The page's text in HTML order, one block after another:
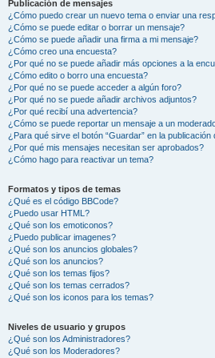
Publicación de mensajes
¿Cómo puedo crear un nuevo tema o enviar una
¿Cómo se puede editar o borrar un mensaje?
¿Cómo se puede añadir una firma a mi mensaje?
¿Cómo creo una encuesta?
¿Por qué no se puede añadir más opciones a la
¿Cómo edito o borro una encuesta?
¿Por qué no se puede acceder a algún foro?
¿Por qué no se puede añadir archivos adjuntos?
¿Por qué recibí una advertencia?
¿Cómo se puede reportar un mensaje a un
¿Para qué sirve el botón “Guardar” en la publicación
¿Por qué mis mensajes necesitan ser aprobados?
¿Cómo hago para reactivar un tema?
Formatos y tipos de temas
¿Qué es el código BBCode?
¿Puedo usar HTML?
¿Qué son los emoticonos?
¿Puedo publicar imagenes?
¿Qué son los anuncios globales?
¿Qué son los anuncios?
¿Qué son los temas fijos?
¿Qué son los temas cerrados?
¿Qué son los iconos para los temas?
Niveles de usuario y grupos
¿Qué son los Administradores?
¿Qué son los Moderadores?